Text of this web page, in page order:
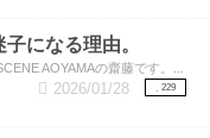
になる理由。
AOYAMAの齋藤です。...
229
2026/01/28